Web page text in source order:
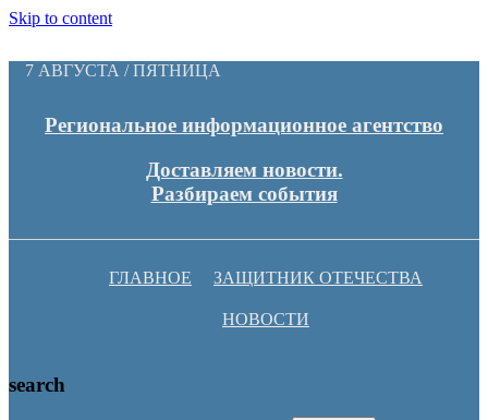
Skip to content
7 АВГУСТА / ПЯТНИЦА
Региональное информационное агентство
Доставляем новости.
Разбираем события
ГЛАВНОЕ ЗАЩИТНИК ОТЕЧЕСТВА
НОВОСТИ
search